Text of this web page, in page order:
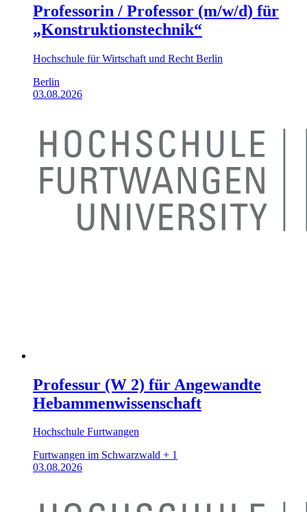
Professorin / Professor (m/w/d) für
„Konstruktionstechnik“
Hochschule für Wirtschaft und Recht Berlin
Berlin
03.08.2026
Professur (W 2) für Angewandte
Hebammenwissenschaft
Hochschule Furtwangen
Furtwangen im Schwarzwald + 1
03.08.2026